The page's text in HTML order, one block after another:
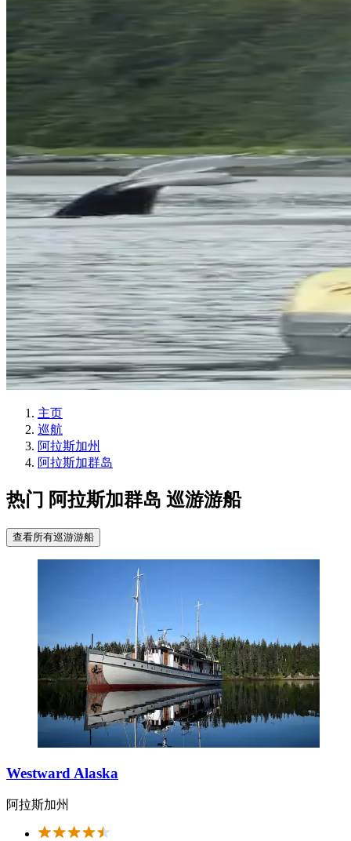
主页
巡航
阿拉斯加州
阿拉斯加群岛
热门 阿拉斯加群岛 巡游游船
查看所有巡游游船
Westward Alaska
阿拉斯加州